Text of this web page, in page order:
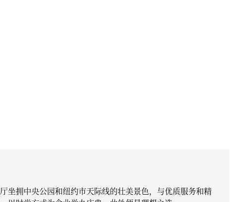
坐拥中央公园和纽约市天际线的壮美景色，与优质服务和精